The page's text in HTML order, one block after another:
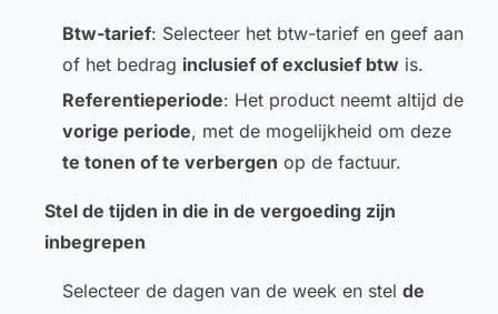
Btw-tarief: Selecteer het btw-tarief en geef aan
of het bedrag inclusief of exclusief btw is.
Referentieperiode: Het product neemt altijd de
vorige periode, met de mogelijkheid om deze
te tonen of te verbergen op de factuur.
Stel de tijden in die in de vergoeding zijn
inbegrepen
Selecteer de dagen van de week en stel de